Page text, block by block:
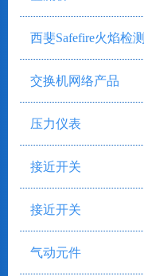
交换机网络产品
压力仪表
接近开关
接近开关
气动元件